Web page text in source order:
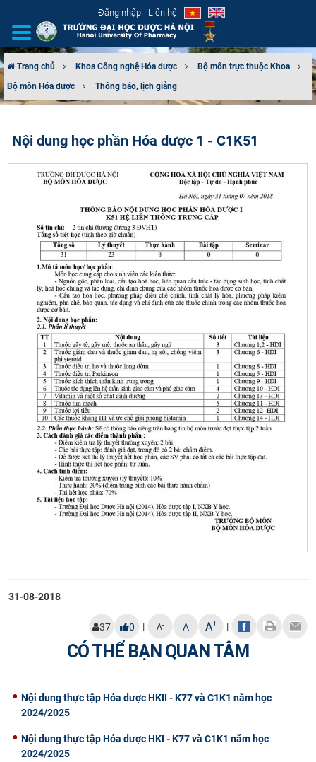
Đăng nhập Liên hệ
GIỚI THIỆU
TUYỂN SINH
ĐẢM BẢO CHẤT LƯỢNG
KHOA HỌC CÔNG NGHỆ
HTQT
CỰU NGƯỜI HỌC
Trang chủ Khoa Công nghệ Hóa dược
Bộ môn trực thuộc Khoa
Bộ môn Hóa dược
Thông báo, lịch giảng
Nội dung học phần Hóa dược 1 - C1K51
31-08-2018
37 0 | A- A A+ |
CÓ THỂ BẠN QUAN TÂM
Nội dung thực tập Hóa dược HKII - K77 và C1K1 năm học
2024/2025
Nội dung thực tập Hóa dược HKI - K77 và C1K1 năm học
2024/2025